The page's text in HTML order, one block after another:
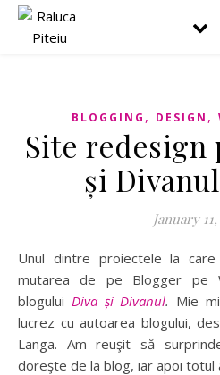
BLOGGING , DESIGN ,
Site redesign
și
January
Unul dintre proiectele la care am lucrat în 2015 este
mutarea de pe Blogger pe
blogului Diva și Divanul. Mie
lucrez cu autoarea blogului,
Langa. Am reuşit să
doreşte de la blog, iar apoi totul